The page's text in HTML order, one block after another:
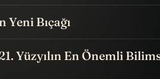
Yeni Bıçağı
Yüzyılın En Önemli